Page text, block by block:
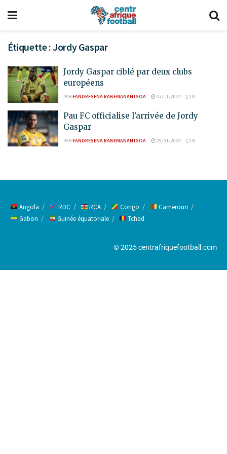
Étiquette :Jordy Gaspar
Jordy Gaspar ciblé par deux clubs
européens
PARFANDRESENA RABEMANANTSOA 07/11/2024 0
Pau FC officialise l’arrivée de Jordy
Gaspar
PARFANDRESENA RABEMANANTSOA 29/01/2024 0
Angola RDC RCA Congo
Cameroun
Gabon
Guinée équatoriale Tchad
© 2025 centrafriquefootball.com